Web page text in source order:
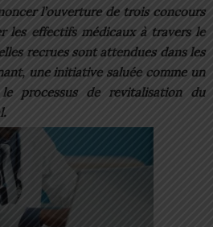
l’ouverture de trois concours
les effectifs médicaux à travers le
recrues sont attendues dans les
une initiative saluée comme un
processus de revitalisation du